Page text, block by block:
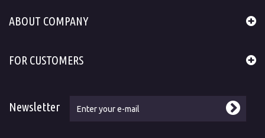
ABOUT COMPANY
FOR CUSTOMERS
Newsletter